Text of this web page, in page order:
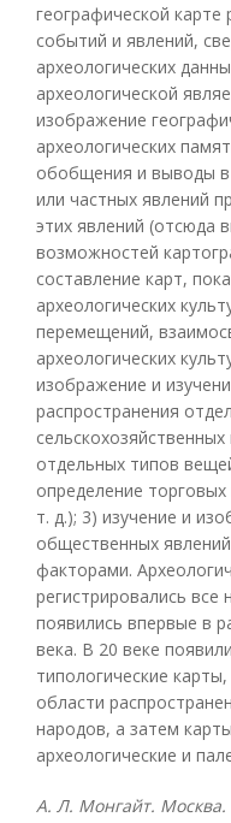
географической карте
событий и явлений,
археологических
археологической
изображение
археологических
обобщения и выводы
или частных явлений
этих явлений (отсюда
возможностей
составление карт,
археологических
перемещений,
археологических
изображение и
распространения
отдельных типов
определение
т. д.); 3) изучение и
общественных
факторами.
регистрировались
появились впервые в
века. В 20 веке
типологические
области
народов, а затем
археологические и
А. Л. Монгайт. Москва.